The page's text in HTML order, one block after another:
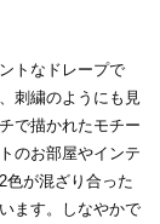
トなドレープで
刺繍のようにも見
で描かれたモチー
のお部屋やインテ
色が混ざり合った
ます。しなやかで